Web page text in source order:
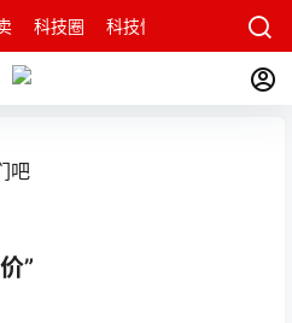
科技圈 科技快讯 智能科技问
吧
”